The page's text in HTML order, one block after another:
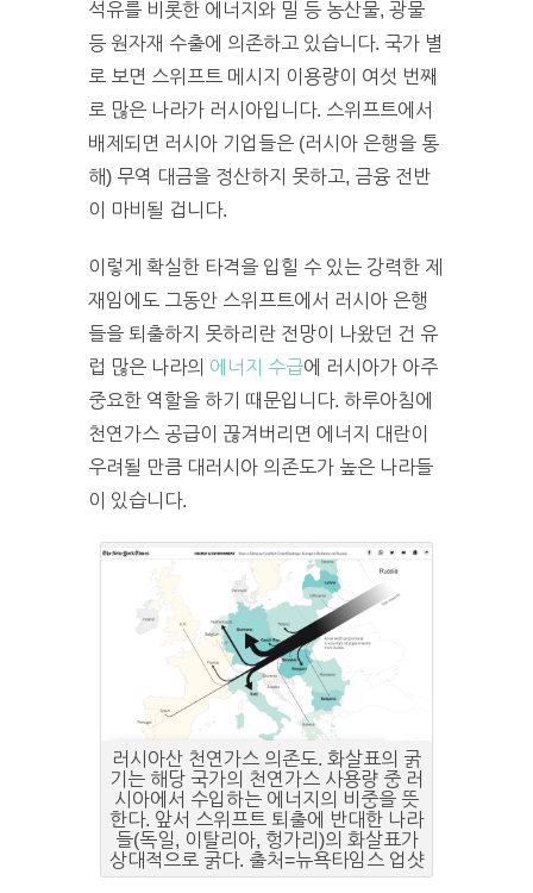
석유를 비롯한 에너지와 밀 등 농산물, 광물
등 원자재 수출에 의존하고 있습니다. 국가 별
로 보면 스위프트 메시지 이용량이 여섯 번째
로 많은 나라가 러시아입니다. 스위프트에서
배제되면 러시아 기업들은 (러시아 은행을 통
해) 무역 대금을 정산하지 못하고, 금융 전반
이 마비될 겁니다.
이렇게 확실한 타격을 입힐 수 있는 강력한 제
재임에도 그동안 스위프트에서 러시아 은행
들을 퇴출하지 못하리란 전망이 나왔던 건 유
럽 많은 나라의 에너지 수급에 러시아가 아주
중요한 역할을 하기 때문입니다. 하루아침에
천연가스 공급이 끊겨버리면 에너지 대란이
우려될 만큼 대러시아 의존도가 높은 나라들
이 있습니다.
러시아산 천연가스 의존도. 화살표의 굵
기는 해당 국가의 천연가스 사용량 중 러
시아에서 수입하는 에너지의 비중을 뜻
한다. 앞서 스위프트 퇴출에 반대한 나라
들(독일, 이탈리아, 헝가리)의 화살표가
상대적으로 굵다. 출처=뉴욕타임스 업샷